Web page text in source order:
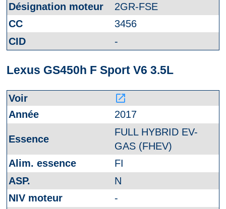
2GR-FSE
3456
-
Lexus GS450h F Sport V6 3.5L
launch
2017
FULL HYBRID EV-
GAS (FHEV)
FI
N
-